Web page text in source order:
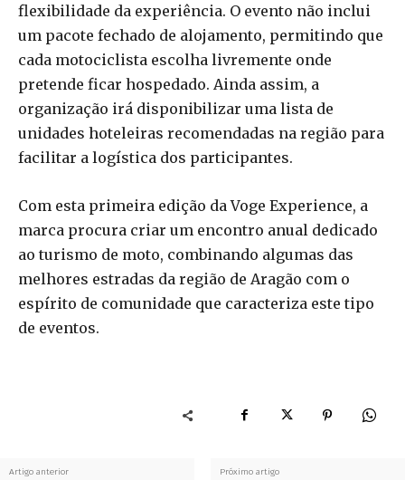
flexibilidade da experiência. O evento não inclui
um pacote fechado de alojamento, permitindo que
cada motociclista escolha livremente onde
pretende ficar hospedado. Ainda assim, a
organização irá disponibilizar uma lista de
unidades hoteleiras recomendadas na região para
facilitar a logística dos participantes.
Com esta primeira edição da Voge Experience, a
marca procura criar um encontro anual dedicado
ao turismo de moto, combinando algumas das
melhores estradas da região de Aragão com o
espírito de comunidade que caracteriza este tipo
de eventos.
Artigo anterior Próximo artigo